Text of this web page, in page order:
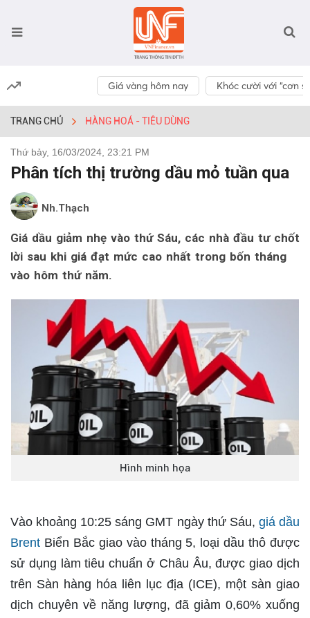
Giá vàng hôm nay Khóc cười với “cơn
TRANG CHỦ HÀNG HOÁ - TIÊU DÙNG
Thứ bảy, 16/03/2024, 23:21 PM
Phân tích thị trường dầu mỏ tuần qua
Nh.Thạch
Giá dầu giảm nhẹ vào thứ Sáu, các nhà đầu tư chốt
lời sau khi giá đạt mức cao nhất trong bốn tháng
vào hôm thứ năm.
Hình minh họa
Vào khoảng 10:25 sáng GMT ngày thứ Sáu, giá dầu
Brent Biển Bắc giao vào tháng 5, loại dầu thô được
sử dụng làm tiêu chuẩn ở Châu Âu, được giao dịch
trên Sàn hàng hóa liên lục địa (ICE), một sàn giao
dịch chuyên về năng lượng, đã giảm 0,60% xuống